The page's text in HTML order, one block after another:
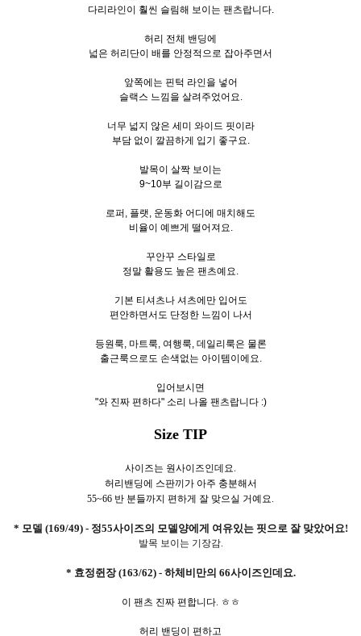
다리라인이 훨씬 슬림해 보이는 팬츠랍니다.
허리 전체 밴딩에
넓은 허리단이 배를 안정적으로 잡아주면서
앞쪽에는 핀턱 라인을 넣어
슬랙스 느낌을 살려주었어요.
너무 넓지 않은 세미 와이드 핏이라
부담 없이 깔끔하게 입기 좋구요.
발목이 살짝 보이는
9~10부 길이감으로
로퍼, 플랫, 운동화 어디에 매치해도
비율이 예쁘게 떨어져요.
꾸안꾸 스타일로
정말 활용도 높은 팬츠예요.
기본 티셔츠나 셔츠에만 입어도
편안하면서도 단정한 느낌이 나서
등원룩, 마트룩, 여행룩, 데일리룩은 물론
출근룩으로도 손색없는 아이템이에요.
입어보시면
"와 진짜 편하다" 소리 나올 팬츠랍니다 :)
Size TIP
사이즈는 원사이즈인데요.
허리밴딩에 스판끼가 아주 충분해서
55~66 반 분들까지 편하게 잘 맞으실 거예요.
* 모델 (169/49) - 정55사이즈의 모델양에게 여유있는 핏으로 잘 맞았어요!
발목 보이는 기장감.
* 효정쥔장 (163/62) - 하체비만의 66사이즈인데요.
이 팬츠 진짜 편합니다. ㅎㅎ
허리 밴딩이 편하고